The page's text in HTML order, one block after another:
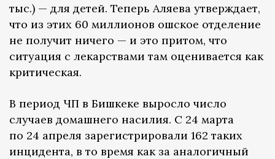
тыс.) — для детей. Теперь Аляева утверждает,
что из этих 60 миллионов ошское отделение
не получит ничего — и это притом, что
ситуация с лекарствами там оценивается как
критическая.
В период ЧП в Бишкеке выросло число
случаев домашнего насилия. С 24 марта
по 24 апреля зарегистрировали 162 таких
инцидента, в то время как за аналогичный